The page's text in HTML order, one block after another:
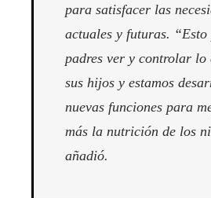
para satisfacer las
actuales y futuras.
padres ver y controlar lo
sus hijos y estamos
nuevas funciones para
más la nutrición de los
añadió.